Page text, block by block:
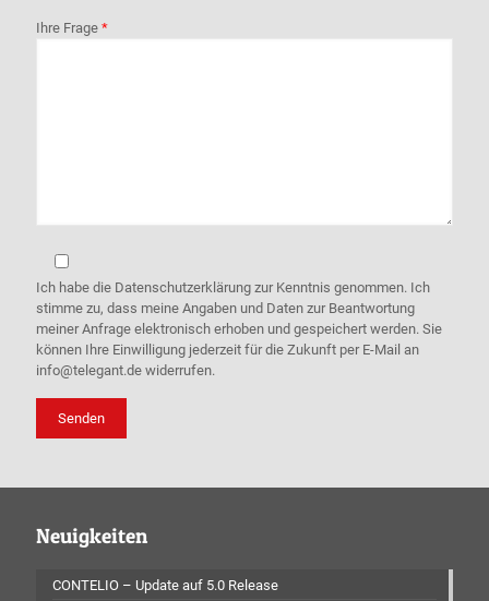
Ihre Frage *
Ich habe die Datenschutzerklärung zur Kenntnis genommen. Ich
stimme zu, dass meine Angaben und Daten zur Beantwortung
meiner Anfrage elektronisch erhoben und gespeichert werden. Sie
können Ihre Einwilligung jederzeit für die Zukunft per E-Mail an
info@telegant.de widerrufen.
Neuigkeiten
CONTELIO – Update auf 5.0 Release